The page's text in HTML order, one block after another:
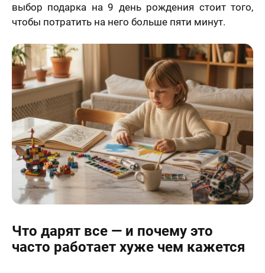
выбор подарка на 9 день рождения стоит того,
чтобы потратить на него больше пяти минут.
Что дарят все — и почему это
часто работает хуже чем кажется